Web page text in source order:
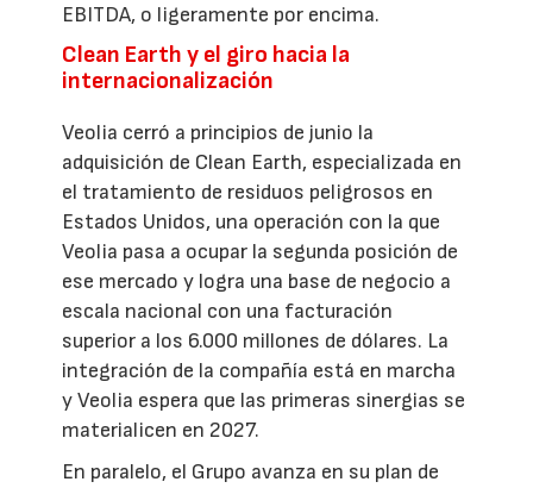
EBITDA, o ligeramente por encima.
Clean Earth y el giro hacia la
internacionalización
Veolia cerró a principios de junio la
adquisición de Clean Earth, especializada en
el tratamiento de residuos peligrosos en
Estados Unidos, una operación con la que
Veolia pasa a ocupar la segunda posición de
ese mercado y logra una base de negocio a
escala nacional con una facturación
superior a los 6.000 millones de dólares. La
integración de la compañía está en marcha
y Veolia espera que las primeras sinergias se
materialicen en 2027.
En paralelo, el Grupo avanza en su plan de